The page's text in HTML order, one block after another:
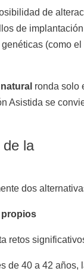
de
de
(como el
ronda solo
Asistida se
de la
dos
propios
retos
de 40 a 42